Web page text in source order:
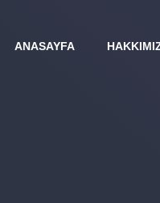
ANASAYFA